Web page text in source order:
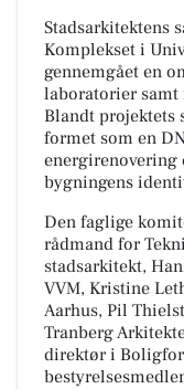
Stadsarkitektens
Komplekset i
gennemgået en
laboratorier samt
Blandt projektets
formet som en
energirenovering
bygningens
Den faglige
rådmand for
stadsarkitekt,
VVM, Kristine
Aarhus, Pil
Tranberg
direktør i